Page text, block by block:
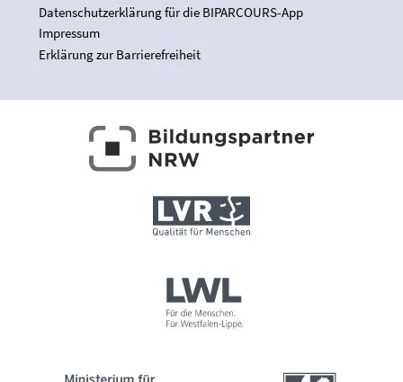
Datenschutzerklärung für die BIPARCOURS-App
Impressum
Erklärung zur Barrierefreiheit